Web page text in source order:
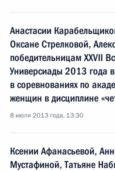
Анастасии
Оксане Стрелковой,
победительницам XXVII
Универсиады 2013 года
в соревнованиях по
женщин в дисциплине
8 июля 2013 года, 13:30
Ксении Афанасьевой,
Мустафиной, Татьяне